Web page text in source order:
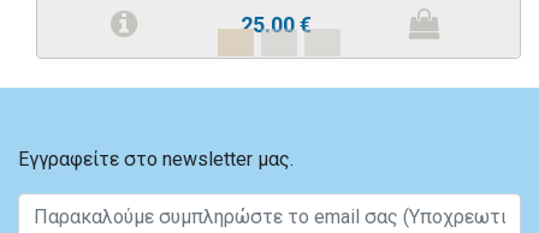
25.00€
Εγγραφείτε στο newsletter μας.